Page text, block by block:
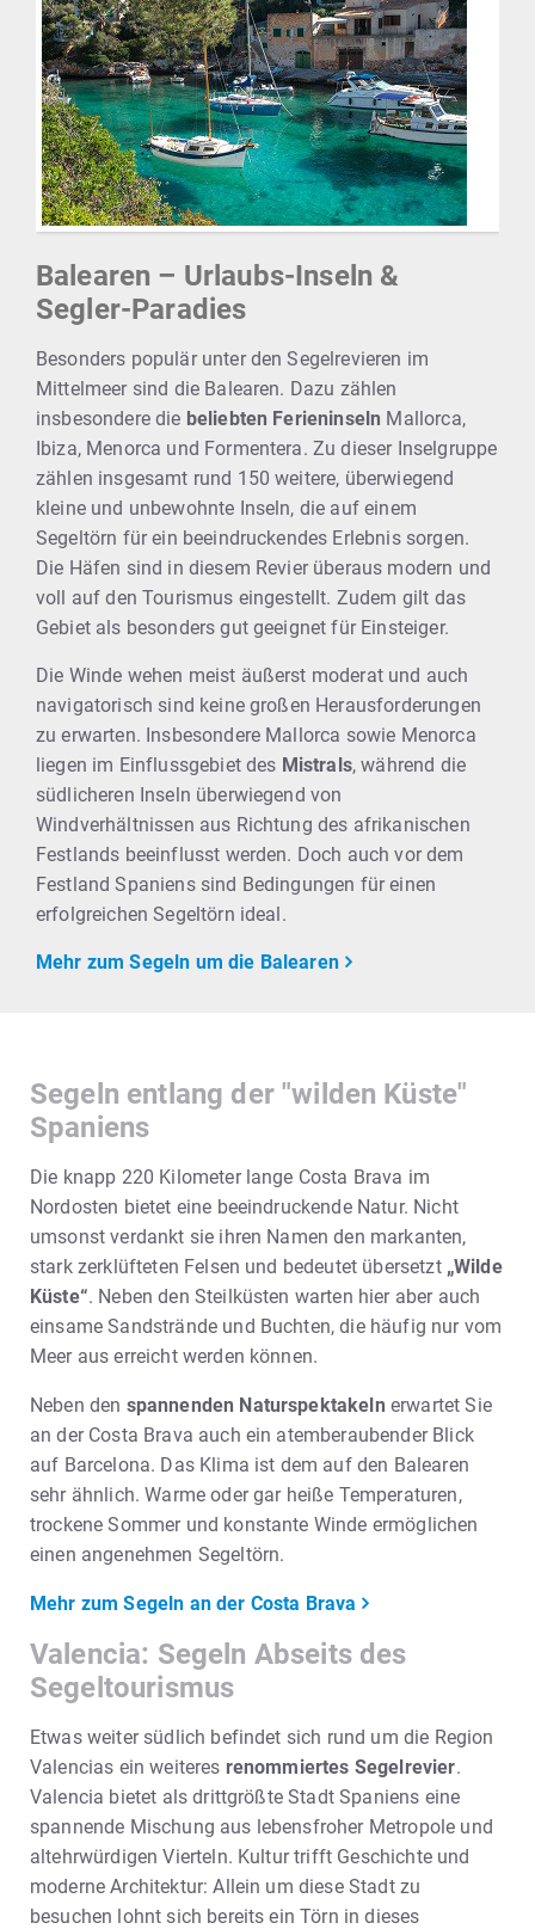
Balearen – Urlaubs-Inseln &
Segler-Paradies
Besonders populär unter den Segelrevieren im
Mittelmeer sind die Balearen. Dazu zählen
insbesondere die beliebten Ferieninseln Mallorca,
Ibiza, Menorca und Formentera. Zu dieser Inselgruppe
zählen insgesamt rund 150 weitere, überwiegend
kleine und unbewohnte Inseln, die auf einem
Segeltörn für ein beeindruckendes Erlebnis sorgen.
Die Häfen sind in diesem Revier überaus modern und
voll auf den Tourismus eingestellt. Zudem gilt das
Gebiet als besonders gut geeignet für Einsteiger.
Die Winde wehen meist äußerst moderat und auch
navigatorisch sind keine großen Herausforderungen
zu erwarten. Insbesondere Mallorca sowie Menorca
liegen im Einflussgebiet des Mistrals, während die
südlicheren Inseln überwiegend von
Windverhältnissen aus Richtung des afrikanischen
Festlands beeinflusst werden. Doch auch vor dem
Festland Spaniens sind Bedingungen für einen
erfolgreichen Segeltörn ideal.
Mehr zum Segeln um die Balearen
Segeln entlang der "wilden Küste"
Spaniens
Die knapp 220 Kilometer lange Costa Brava im
Nordosten bietet eine beeindruckende Natur. Nicht
umsonst verdankt sie ihren Namen den markanten,
stark zerklüfteten Felsen und bedeutet übersetzt „Wilde
Küste“. Neben den Steilküsten warten hier aber auch
einsame Sandstrände und Buchten, die häufig nur vom
Meer aus erreicht werden können.
Neben den spannenden Naturspektakeln erwartet Sie
an der Costa Brava auch ein atemberaubender Blick
auf Barcelona. Das Klima ist dem auf den Balearen
sehr ähnlich. Warme oder gar heiße Temperaturen,
trockene Sommer und konstante Winde ermöglichen
einen angenehmen Segeltörn.
Mehr zum Segeln an der Costa Brava
Valencia: Segeln Abseits des
Segeltourismus
Etwas weiter südlich befindet sich rund um die Region
Valencias ein weiteres renommiertes Segelrevier.
Valencia bietet als drittgrößte Stadt Spaniens eine
spannende Mischung aus lebensfroher Metropole und
altehrwürdigen Vierteln. Kultur trifft Geschichte und
moderne Architektur: Allein um diese Stadt zu
besuchen lohnt sich bereits ein Törn in dieses